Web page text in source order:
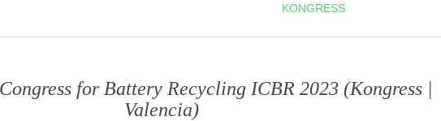
KONGRESS
for Battery Recycling ICBR 2023 (Kongress |
Valencia)